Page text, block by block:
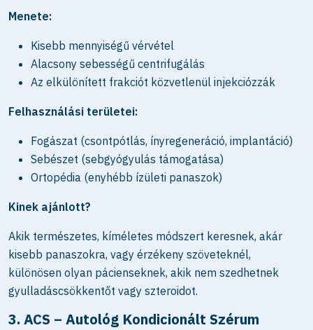
Menete:
Kisebb mennyiségű vérvétel
Alacsony sebességű centrifugálás
Az elkülönített frakciót közvetlenül injekciózzák
Felhasználási területei:
Fogászat (csontpótlás, ínyregeneráció, implantáció)
Sebészet (sebgyógyulás támogatása)
Ortopédia (enyhébb ízületi panaszok)
Kinek ajánlott?
Akik természetes, kíméletes módszert keresnek, akár
kisebb panaszokra, vagy érzékeny szöveteknél,
különösen olyan pácienseknek, akik nem szedhetnek
gyulladáscsökkentőt vagy szteroidot.
3. ACS – Autológ Kondicionált Szérum